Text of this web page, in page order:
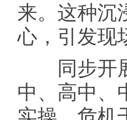
来。这种沉
心，引发现
同步开展
中、高中、